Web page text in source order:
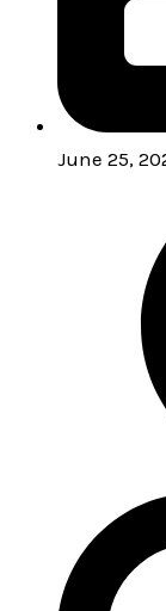
June 25,